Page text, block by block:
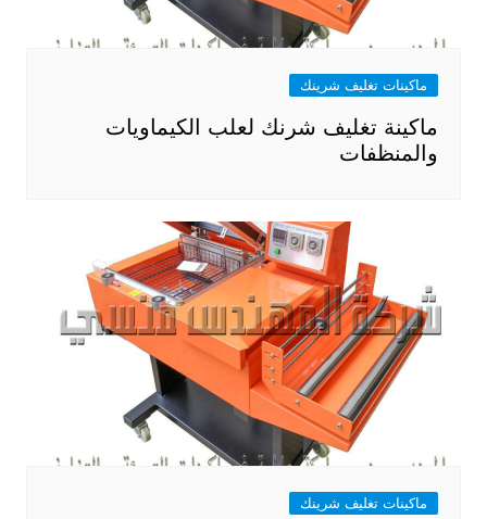
ماكينات تغليف شرينك
ماكينة تغليف شرنك لعلب الكيماويات
والمنظفات
ماكينات تغليف شرينك